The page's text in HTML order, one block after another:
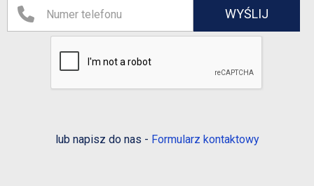
lub napisz do nas - Formularz kontaktowy